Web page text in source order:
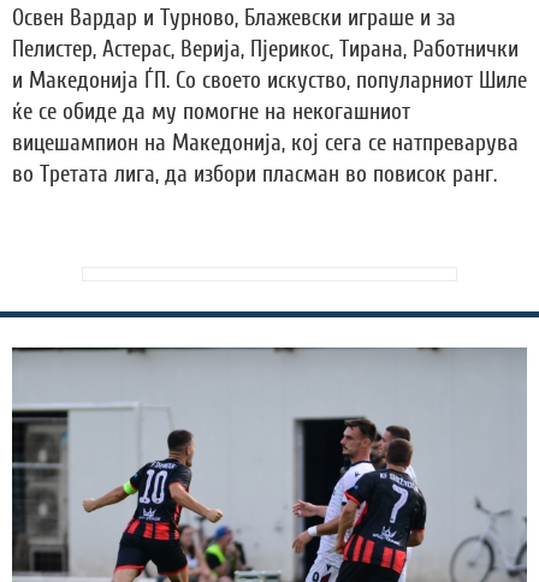
Освен Вардар и Турново, Блажевски играше и за
Пелистер, Астерас, Верија, Пјерикос, Тирана, Работнички
и Македонија ЃП. Со своето искуство, популарниот Шиле
ќе се обиде да му помогне на некогашниот
вицешампион на Македонија, кој сега се натпреварува
во Третата лига, да избори пласман во повисок ранг.